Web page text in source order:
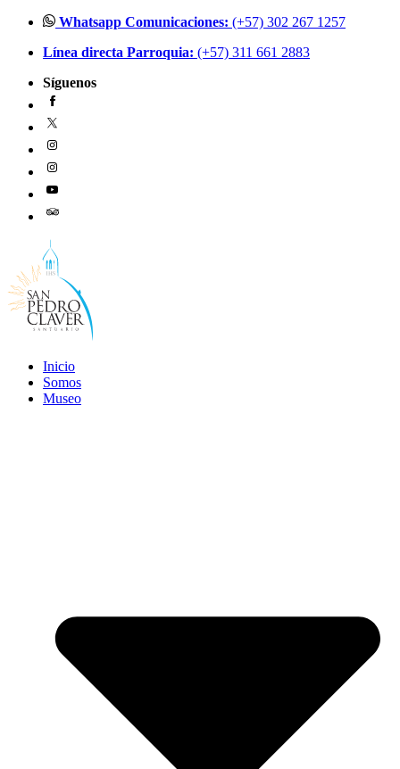
contenido
Whatsapp Comunicaciones: (+57) 302 267 1257
Línea directa Parroquia: (+57) 311 661 2883
Síguenos
Inicio
Somos
Museo